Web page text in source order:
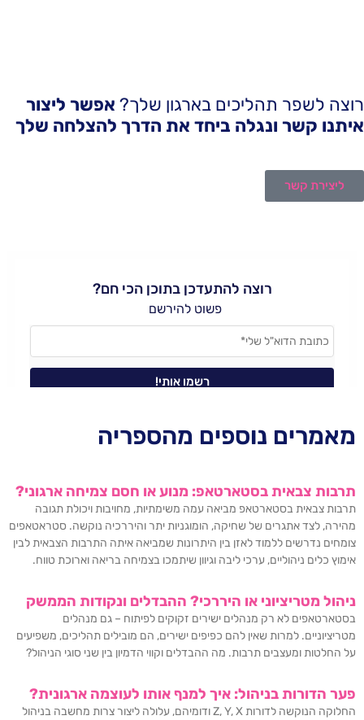
רוצה לשפר תהליכים בארגון שלך? אפשר ליצור
איתנו קשר ונגלה ביחד את הדרך להצלחה שלך
ליצירת קשר
מאמרים נוספים מהספריה
תרבות צבאית בסטארטאפ: מנוע או חסם צמיחה ארגוני?
תרבות צבאית בסטארטאפ מביאה עמה משימתיות, מחויבות ויכולת תגובה
מהירה, לצד אתגרים של שחיקה, הומוגניות יתר והיררכיה נוקשה. סטראטאפים
צומחים נדרשים ללמוד לאזן בין היתרונות שמביאה איתה התרבות הצבאית לבין
אימוץ כלים ניהוליים, ערכי ליבה וגיוון שיתמכו בצמיחה בריאה וארוכת טווח.
ניהול מטריציוני או היררכי? ההבדלים ונקודות הממשק
בסטארטאפים לא רק מנהלים ישירים זקוקים לפיתוח – גם מנהלים
מטריציוניים. למרות שאין להם כפיפים ישירים, הם מובילים תהליכים, משפיעים
על החלטות ומעצבים תרבות. מה ההבדלים וקווי הדמיון בין שני סוגי הניהול?
פער הדורות בניהול: איך למנף אותו לעוצמה ארגונית?
החלוקה הנוקשה לדורות Z, Y, X ודומיהם, עלולה ליצור צרות מחשבה בניהול